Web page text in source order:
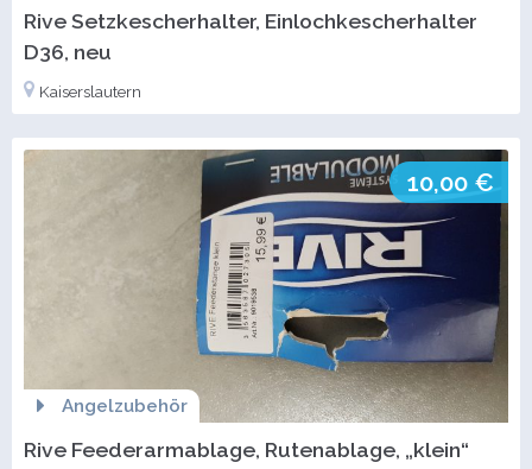
Rive Setzkescherhalter, Einlochkescherhalter
D36, neu
Kaiserslautern
10,00 €
Angelzubehör
Rive Feederarmablage, Rutenablage, „klein“